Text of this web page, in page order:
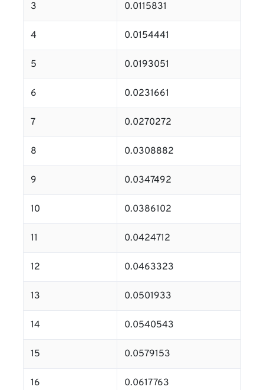
3 0.0115831
4 0.0154441
5 0.0193051
6 0.0231661
7 0.0270272
8 0.0308882
9 0.0347492
10 0.0386102
11 0.0424712
12 0.0463323
13 0.0501933
14 0.0540543
15 0.0579153
16 0.0617763